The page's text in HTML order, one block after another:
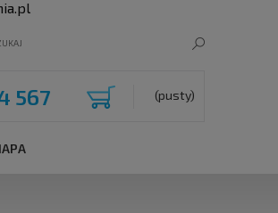
(pusty)
567